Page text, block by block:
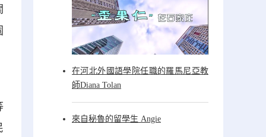
在河北外國語學院任職的羅馬尼亞教
師Diana Tolan
來自秘魯的留學生 Angie